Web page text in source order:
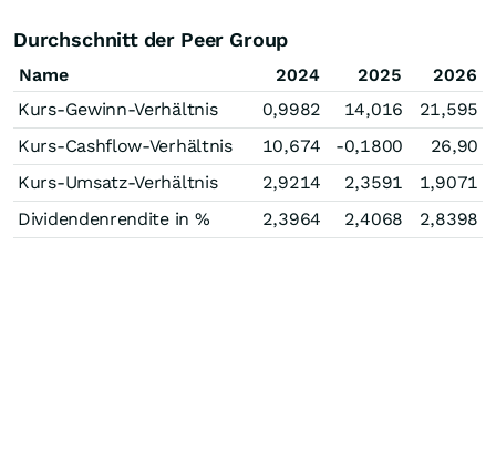
Durchschnitt der Peer Group
Name 2024 2025
2026
Kurs-Gewinn-Verhältnis
0,9982 14,016
21,595
Kurs-Cashflow-Verhältnis
10,674 -0,1800
26,90
Kurs-Umsatz-Verhältnis
2,9214 2,3591
1,9071
Dividendenrendite in %
2,3964 2,4068 2,8398